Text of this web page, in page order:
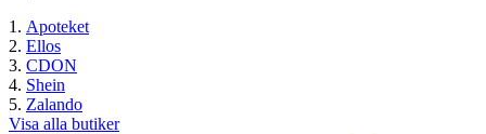
Apoteket
Ellos
CDON
Shein
Zalando
Visa alla butiker